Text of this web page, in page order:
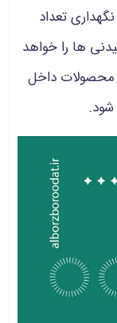
تعداد
ها را خواهد
داشت. همچنین با داشتن نور پردازی LED محصولات داخل